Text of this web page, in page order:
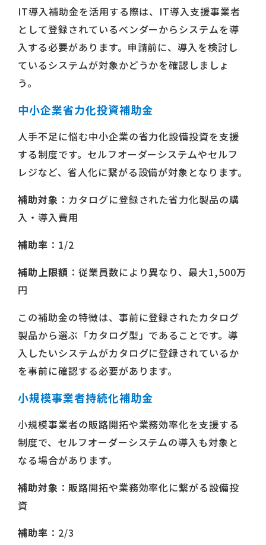
IT導入補助金を活用する際は、IT導入支援事業者
として登録されているベンダーからシステムを導
入する必要があります。申請前に、導入を検討し
ているシステムが対象かどうかを確認しましょ
う。
中小企業省力化投資補助金
人手不足に悩む中小企業の省力化設備投資を支援
する制度です。セルフオーダーシステムやセルフ
レジなど、省人化に繋がる設備が対象となります。
補助対象 ：カタログに登録された省力化製品の購
入・導入費用
補助率 ：1/2
補助上限額 ：従業員数により異なり、最大1,500万
円
この補助金の特徴は、事前に登録されたカタログ
製品から選ぶ「カタログ型」であることです。導
入したいシステムがカタログに登録されているか
を事前に確認する必要があります。
小規模事業者持続化補助金
小規模事業者の販路開拓や業務効率化を支援する
制度で、セルフオーダーシステムの導入も対象と
なる場合があります。
補助対象 ：販路開拓や業務効率化に繋がる設備投
資
補助率 ：2/3